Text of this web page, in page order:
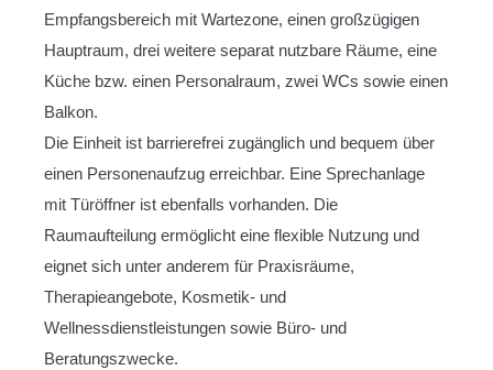
Empfangsbereich mit Wartezone, einen großzügigen
Hauptraum, drei weitere separat nutzbare Räume, eine
Küche bzw. einen Personalraum, zwei WCs sowie einen
Balkon.
Die Einheit ist barrierefrei zugänglich und bequem über
einen Personenaufzug erreichbar. Eine Sprechanlage
mit Türöffner ist ebenfalls vorhanden. Die
Raumaufteilung ermöglicht eine flexible Nutzung und
eignet sich unter anderem für Praxisräume,
Therapieangebote, Kosmetik- und
Wellnessdienstleistungen sowie Büro- und
Beratungszwecke.